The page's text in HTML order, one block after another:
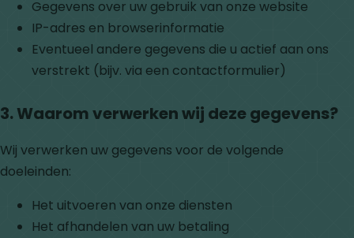
Gegevens over uw gebruik van onze website
IP-adres en browserinformatie
Eventueel andere gegevens die u actief aan ons
verstrekt (bijv. via een contactformulier)
3. Waarom verwerken wij deze gegevens?
Wij verwerken uw gegevens voor de volgende
doeleinden:
Het uitvoeren van onze diensten
Het afhandelen van uw betaling